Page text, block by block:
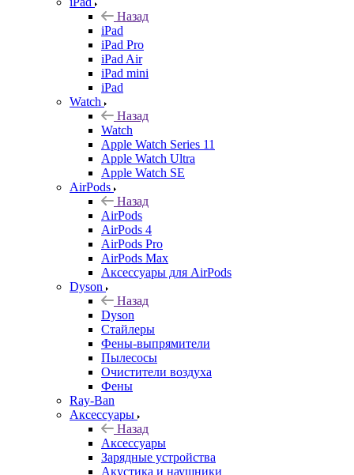
Назад
iPad
iPad Pro
iPad Air
iPad mini
iPad
Watch
Назад
Watch
Apple Watch Series 11
Apple Watch Ultra
Apple Watch SE
AirPods
Назад
AirPods
AirPods 4
AirPods Pro
AirPods Max
Аксессуары для AirPods
Dyson
Назад
Dyson
Стайлеры
Фены-выпрямители
Пылесосы
Очистители воздуха
Фены
Ray-Ban
Аксессуары
Назад
Аксессуары
Зарядные устройства
Акустика и наушники